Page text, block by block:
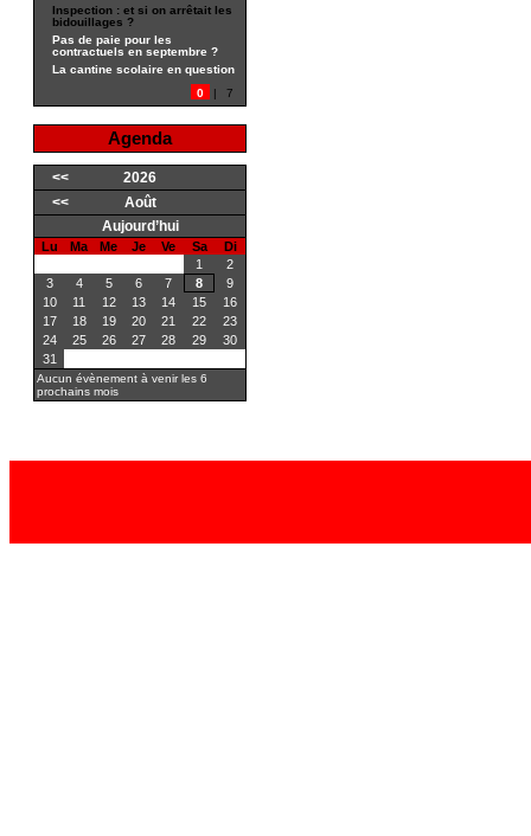
Inspection : et si on arrêtait les
bidouillages ?
Pas de paie pour les
contractuels en septembre ?
La cantine scolaire en question
0
| 7
Agenda
<<
2026
<<
Août
Aujourd’hui
Lu Ma Me Je Ve Sa
Di
1
2
3
4 5 6 7 8
9
10
11 12 13 14 15
16
17
18 19 20 21 22
23
24
25 26 27 28 29
30
31
Aucun évènement à venir les 6
prochains mois